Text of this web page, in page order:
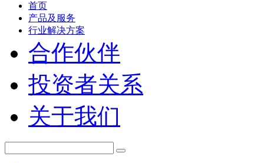
首页
产品及服务
行业解决方案
合作伙伴
投资者关系
关于我们